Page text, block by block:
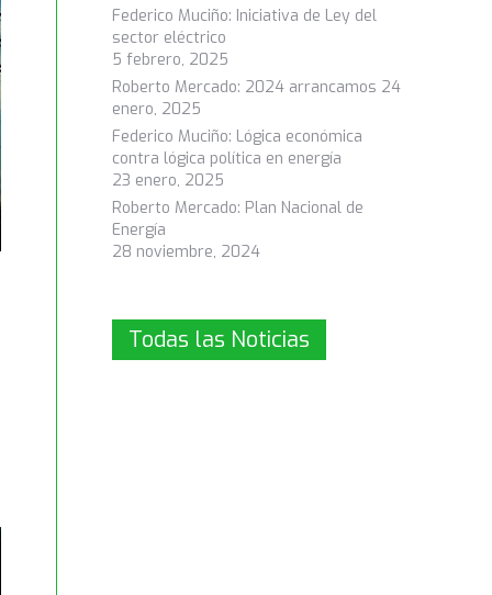
Federico Muciño: Iniciativa de Ley del
sector eléctrico
5 febrero, 2025
Roberto Mercado: 2024 arrancamos 24
enero, 2025
Federico Muciño: Lógica económica
contra lógica política en energía
23 enero, 2025
Roberto Mercado: Plan Nacional de
Energía
28 noviembre, 2024
Todas las Noticias